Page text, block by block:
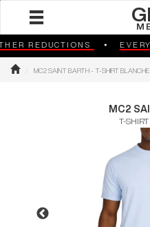
REDUCTIONS
MC2 SAINT BARTH - T-SHIRT BLANCHE
MC2
T-